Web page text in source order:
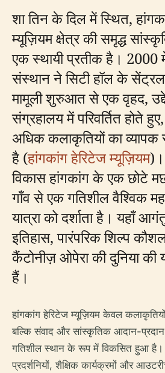
शा तिन के दिल में स्थित,
म्यूज़ियम क्षेत्र की समृद्ध
एक स्थायी प्रतीक है। 2000
संस्थान ने सिटी हॉल के
मामूली शुरुआत से एक वृहद,
संग्रहालय में परिवर्तित होते
अधिक कलाकृतियों का व्यापक
है (हांगकांग हेरिटेज म्यूज़ियम
विकास हांगकांग के एक छोटे
गाँव से एक गतिशील वैश्विक
यात्रा को दर्शाता है। यहाँ
इतिहास, पारंपरिक शिल्प
कैंटोनीज़ ओपेरा की दुनिया
हैं।
हांगकांग हेरिटेज म्यूज़ियम केवल
बल्कि संवाद और सांस्कृतिक आदान-प्रदान
गतिशील स्थान के रूप में विकसित हुआ है।
प्रदर्शनियों, शैक्षिक कार्यक्रमों और